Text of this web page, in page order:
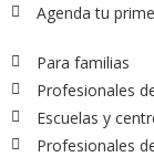
Agenda tu
Para familias
Profesionales
Escuelas y
Profesionales